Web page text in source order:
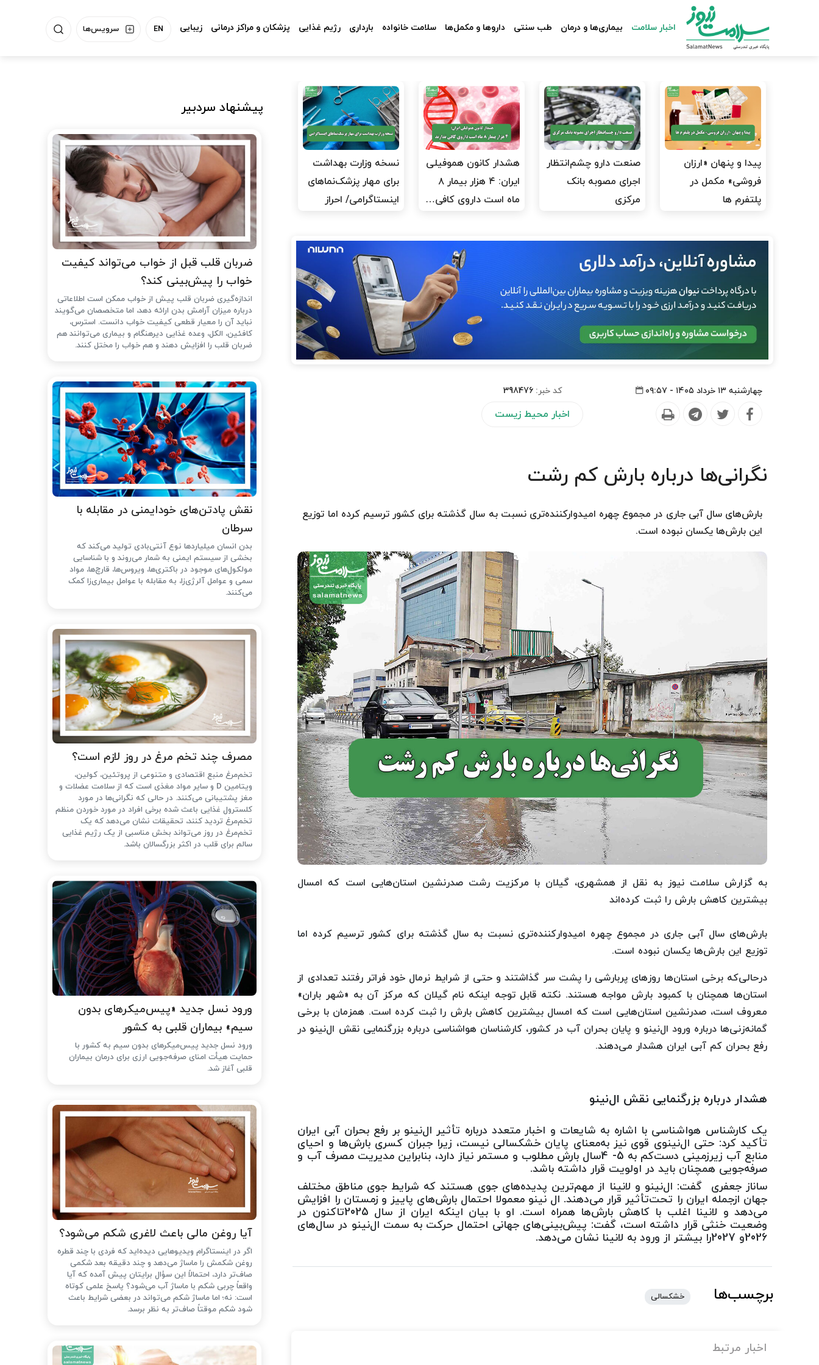
سرویس‌ها EN اخبار سلامت بیماری‌ها و درمان طب سنتی داروها و مکمل‌ها سلامت خانواده بارداری رژیم غذایی پزشکان و مراکز درمانی زیبایی
پیدا و پنهان «ارزان
فروشی» مکمل در
پلتفرم ها
صنعت دارو چشم‌انتظار
اجرای مصوبه بانک
مرکزی
هشدار کانون هموفیلی
ایران: ۴ هزار بیمار ۸
ماه است داروی کافی…
نسخه وزارت بهداشت
برای مهار پزشک‌نماهای
اینستاگرامی/ احراز
چهارشنبه ۱۳ خرداد ۱۴۰۵ - ۰۹:۵۷ کد خبر:398476
اخبار محیط زیست
نگرانی‌ها درباره بارش کم رشت
بارش‌های سال آبی جاری در مجموع چهره امیدوارکننده‌تری نسبت به سال گذشته برای کشور ترسیم کرده اما توزیع
این بارش‌ها یکسان نبوده است.
به گزارش سلامت نیوز به نقل از همشهری، گیلان با مرکزیت رشت‌ صدرنشین استان‌هایی است که امسال
بیشترین کاهش بارش را ثبت کرده‌اند
بارش‌های سال آبی جاری در مجموع چهره امیدوارکننده‌تری نسبت به سال گذشته برای کشور ترسیم کرده اما
توزیع این بارش‌ها یکسان نبوده است.
درحالی‌که برخی استان‌ها روزهای پربارشی را پشت سر گذاشتند و حتی از شرایط نرمال خود فراتر رفتند تعدادی از
استان‌ها همچنان با کمبود بارش مواجه هستند. نکته قابل توجه اینکه نام گیلان که مرکز آن به «شهر باران»
معروف است، صدرنشین استان‌هایی است که امسال بیشترین کاهش بارش را ثبت کرده‌ است. همزمان با برخی
گمانه‌زنی‌ها درباره ورود ال‌نینو و پایان بحران آب در کشور، کارشناسان هواشناسی درباره بزرگنمایی نقش ال‌نینو در
رفع بحران کم آبی ایران هشدار می‌دهند.
هشدار درباره بزرگنمایی نقش ال‌نینو
یک کارشناس هواشناسی با اشاره به شایعات و اخبار متعدد درباره تأثیر ال‌نینو بر رفع بحران آبی ایران
تأکید کرد: حتی ال‌نینوی قوی نیز به‌معنای پایان خشکسالی نیست، زیرا جبران کسری بارش‌ها و احیای
منابع آب زیرزمینی دست‌کم به 5- 4سال بارش مطلوب و مستمر نیاز دارد، بنابراین مدیریت مصرف آب و
صرفه‌جویی همچنان باید در اولویت قرار داشته باشد.
ساناز جعفری گفت: ال‌نینو و لانینا از مهم‌ترین پدیده‌های جوی هستند که شرایط جوی مناطق مختلف
جهان ازجمله ایران را تحت‌تأثیر قرار می‌دهند. ال‌ نینو معمولا احتمال بارش‌های پاییز و زمستان را افزایش
می‌دهد و لانینا اغلب با کاهش بارش‌ها همراه است. او با بیان اینکه ایران از سال 2025تاکنون در
وضعیت خنثی قرار داشته است، گفت: پیش‌بینی‌های جهانی احتمال حرکت به سمت ال‌نینو در سال‌های
2026و 2027را بیشتر از ورود به لانینا نشان می‌دهد.
برچسب‌ها خشکسالی
اخبار مرتبط
پیشنهاد سردبیر
ضربان قلب قبل از خواب می‌تواند کیفیت
خواب را پیش‌بینی کند؟
اندازه‌گیری ضربان قلب پیش از خواب ممکن است اطلاعاتی
درباره میزان آرامش بدن ارائه دهد، اما متخصصان می‌گویند
نباید آن را معیار قطعی کیفیت خواب دانست. استرس،
کافئین، الکل، وعده غذایی دیرهنگام و بیماری می‌توانند هم
ضربان قلب را افزایش دهند و هم خواب را مختل کنند.
نقش پادتن‌های خودایمنی در مقابله با
سرطان
بدن انسان میلیاردها نوع آنتی‌بادی تولید می‌کند که
بخشی از سیستم ایمنی به شمار می‌روند و با شناسایی
مولکول‌های موجود در باکتری‌ها، ویروس‌ها، قارچ‌ها، مواد
سمی و عوامل آلرژی‌زا، به مقابله با عوامل بیماری‌زا کمک
می‌کنند.
مصرف چند تخم مرغ در روز لازم است؟
تخم‌مرغ منبع اقتصادی و متنوعی از پروتئین، کولین،
ویتامین D و سایر مواد مغذی است که از سلامت عضلات و
مغز پشتیبانی می‌کنند. در حالی که نگرانی‌ها در مورد
کلسترول غذایی باعث شده ‌برخی افراد در مورد خوردن منظم
تخم‌مرغ تردید کنند، تحقیقات نشان می‌دهد که یک
تخم‌مرغ در روز می‌تواند بخش مناسبی از یک رژیم غذایی
سالم برای قلب در اکثر بزرگسالان باشد.
ورود نسل جدید «پیس‌میکرهای بدون
سیم» بیماران قلبی به کشور
ورود نسل جدید پیس‌میکرهای بدون سیم به کشور با
حمایت هیأت امنای صرفه‌جویی ارزی برای درمان بیماران
قلبی آغاز شد.
آیا روغن مالی باعث لاغری شکم می‌شود؟
اگر در اینستاگرام ویدیوهایی دیده‌اید که فردی با چند قطره
روغن شکمش را ماساژ می‌دهد و چند دقیقه بعد شکمی
صاف‌تر دارد، احتمالاً این سؤال برایتان پیش آمده که آیا
واقعاً چربی شکم با ماساژ آب می‌شود؟ پاسخ علمی کوتاه
است: نه؛ اما ماساژ شکم می‌تواند در بعضی شرایط باعث
شود شکم موقتاً صاف‌تر به نظر برسد.